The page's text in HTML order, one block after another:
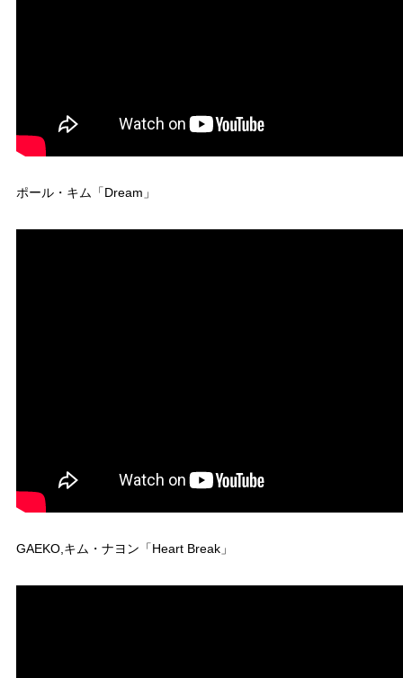
ポール・キム「Dream」
GAEKO,キム・ナヨン「Heart Break」